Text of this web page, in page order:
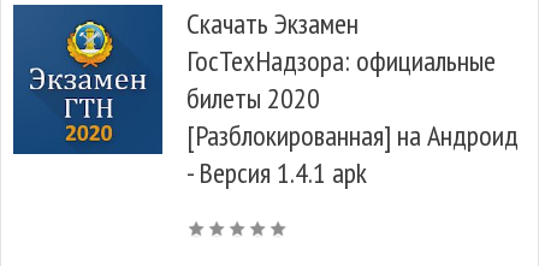
Скачать Экзамен
ГосТехНадзора: официальные
билеты 2020
[Разблокированная] на Андроид
- Версия 1.4.1 apk